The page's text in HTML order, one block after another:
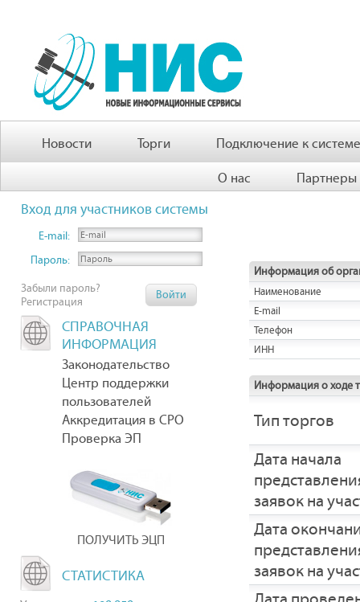
Новости Торги Подключение к системе
О нас Партнеры
Вход для участников системы
E-mail:
Пароль:
Забыли пароль?
Регистрация
СПРАВОЧНАЯ
ИНФОРМАЦИЯ
Законодательство
Центр поддержки
пользователей
Аккредитация в СРО
Проверка ЭП
ПОЛУЧИТЬ ЭЦП
СТАТИСТИКА
Информация об
Наименование
E-mail
Телефон
ИНН
Информация о ходе
Тип торгов
Дата начала
заявок на
Дата
заявок на